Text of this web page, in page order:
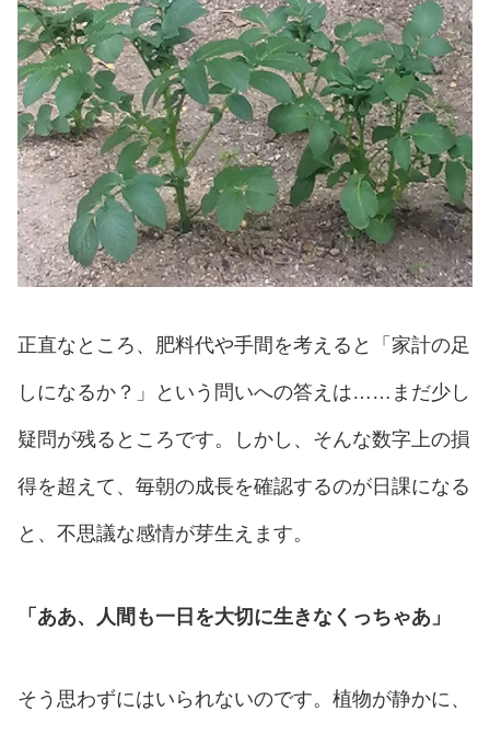
正直なところ、肥料代や手間を考えると「家計の足
しになるか？」という問いへの答えは……まだ少し
疑問が残るところです。しかし、そんな数字上の損
得を超えて、毎朝の成長を確認するのが日課になる
と、不思議な感情が芽生えます。
「ああ、人間も一日を大切に生きなくっちゃあ」
そう思わずにはいられないのです。植物が静かに、